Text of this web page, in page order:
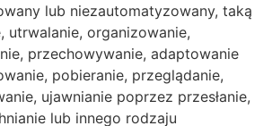
lub niezautomatyzowany, taką
utrwalanie, organizowanie,
przechowywanie, adaptowanie
pobieranie, przeglądanie,
ujawnianie poprzez przesłanie,
lub innego rodzaju